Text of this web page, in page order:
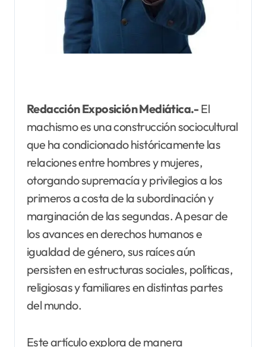
Redacción Exposición Mediática.-El
machismo es una construcción sociocultural
que ha condicionado históricamente las
relaciones entre hombres y mujeres,
otorgando supremacía y privilegios a los
primeros a costa de la subordinación y
marginación de las segundas. A pesar de
los avances en derechos humanos e
igualdad de género, sus raíces aún
persisten en estructuras sociales, políticas,
religiosas y familiares en distintas partes
del mundo.
Este artículo explora de manera